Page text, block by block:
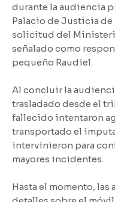
durante la audiencia
Palacio de Justicia de
solicitud del
señalado como
pequeño Raudiel.
Al concluir la
trasladado desde el
fallecido intentaron
transportado el
intervinieron para
mayores incidentes.
Hasta el momento,